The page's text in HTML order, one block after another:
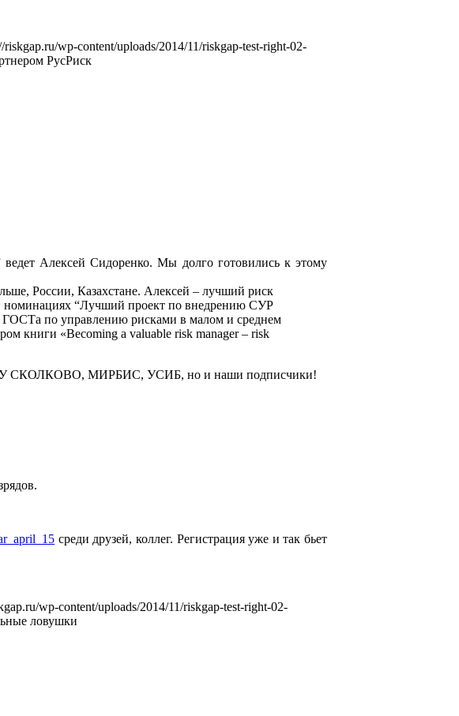
riskgap.ru/wp-content/uploads/2014/11/riskgap-test-right-02-
РусРиск
Алексей Сидоренко. Мы долго готовились к этому
России, Казахстане. Алексей – лучший риск
номинациях “Лучший проект по внедрению СУР
по управлению рисками в малом и среднем
книги «Becoming a valuable risk manager – risk
МШУ СКОЛКОВО, МИРБИС, УСИБ, но и наши подписчики!
среди друзей, коллег. Регистрация уже и так бьет
wp-content/uploads/2014/11/riskgap-test-right-02-
ловушки